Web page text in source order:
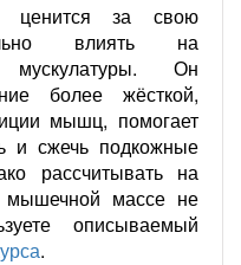
ценится за свою
влиять на
мускулатуры. Он
более жёсткой,
мышц, помогает
и сжечь подкожные
рассчитывать на
мышечной массе не
описываемый
.